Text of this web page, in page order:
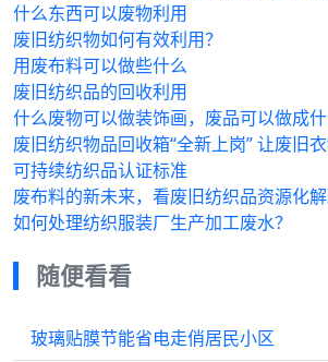
什么东西可以废物利用
废旧纺织物如何有效利用？
用废布料可以做些什么
废旧纺织品的回收利用
什么废物可以做装饰画，废品可以做成
废旧纺织物品回收箱“全新上岗” 让废旧
可持续纺织品认证标准
废布料的新未来，看废旧纺织品资源化
如何处理纺织服装厂生产加工废水？
随便看看
玻璃贴膜节能省电走俏居民小区